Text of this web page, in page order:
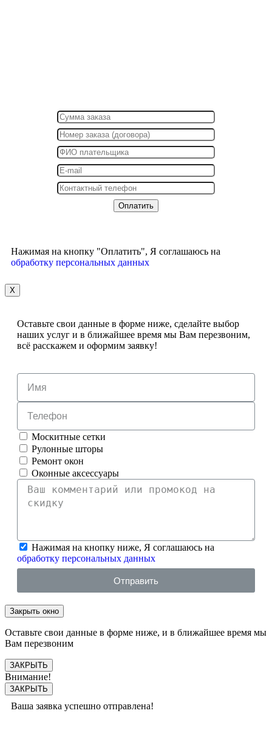
Нажимая на кнопку "Оплатить", Я соглашаюсь на
обработку персональных данных
X
Оставьте свои данные в форме ниже, сделайте выбор
наших услуг и в ближайшее время мы Вам перезвоним,
всё расскажем и оформим заявку!
Москитные сетки
Рулонные шторы
Ремонт окон
Оконные аксессуары
Нажимая на кнопку ниже, Я соглашаюсь на
обработку персональных данных
Отправить
Закрыть окно
Оставьте свои данные в форме ниже, и в ближайшее время мы
Вам перезвоним
ЗАКРЫТЬ
Внимание!
ЗАКРЫТЬ
Ваша заявка успешно отправлена!